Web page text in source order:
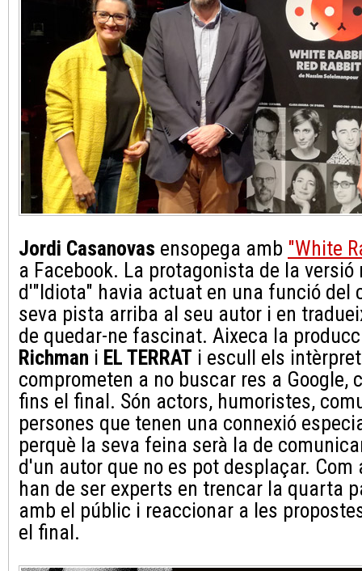
Jordi Casanovas ensopega amb "White
a Facebook. La protagonista de la versió
d'"Idiota" havia actuat en una funció del
seva pista arriba al seu autor i en
de quedar-ne fascinat. Aixeca la
Richman i EL TERRAT i escull els
comprometen a no buscar res a Google,
fins el final. Són actors, humoristes,
persones que tenen una connexió
perquè la seva feina serà la de
d'un autor que no es pot desplaçar.
han de ser experts en trencar la quarta
amb el públic i reaccionar a les
el final.